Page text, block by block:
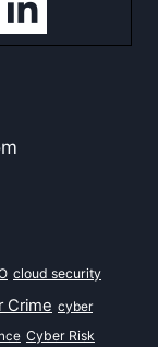
cloud security
Crime cyber
Cyber Risk